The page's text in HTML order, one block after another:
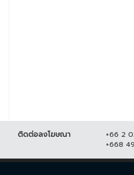
ติดต่อลงโฆษณา
+66 2
+668